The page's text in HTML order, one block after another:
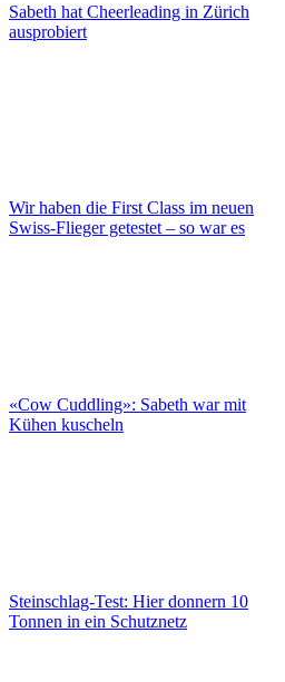
Sabeth hat Cheerleading in Zürich
ausprobiert
Wir haben die First Class im neuen
Swiss-Flieger getestet – so war es
«Cow Cuddling»: Sabeth war mit
Kühen kuscheln
Steinschlag-Test: Hier donnern 10
Tonnen in ein Schutznetz